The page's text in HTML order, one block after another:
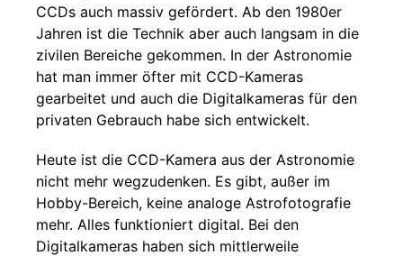
CCDs auch massiv gefördert. Ab den 1980er
Jahren ist die Technik aber auch langsam in die
zivilen Bereiche gekommen. In der Astronomie
hat man immer öfter mit CCD-Kameras
gearbeitet und auch die Digitalkameras für den
privaten Gebrauch habe sich entwickelt.
Heute ist die CCD-Kamera aus der Astronomie
nicht mehr wegzudenken. Es gibt, außer im
Hobby-Bereich, keine analoge Astrofotografie
mehr. Alles funktioniert digital. Bei den
Digitalkameras haben sich mittlerweile